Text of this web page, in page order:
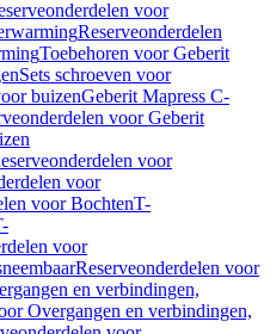
voor
Reserveonderdelen
Toebehoren voor Geberit
Sets schroeven voor
buizenGeberit Mapress C-
voor Geberit
voor
voor
voor BochtenT-
voor
Reserveonderdelen voor
en verbindingen,
Overgangen en verbindingen,